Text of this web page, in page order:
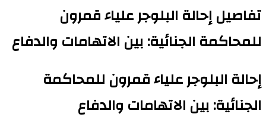
تفاصيل إحالة البلوجر علياء قمرون
للمحاكمة الجنائية: بين الاتهامات والدفاع
إحالة البلوجر علياء قمرون للمحاكمة
الجنائية: بين الاتهامات والدفاع